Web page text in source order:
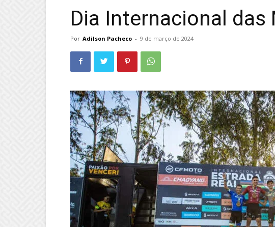
Dia Internacional das
Por Adilson Pacheco - 9 de março de 2024